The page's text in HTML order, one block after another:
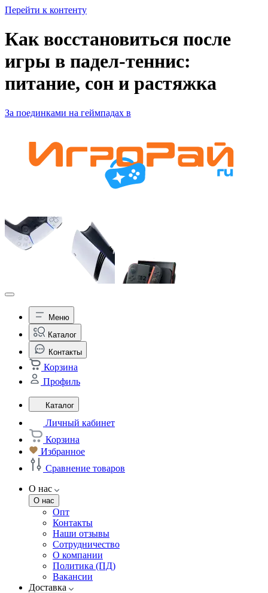
Перейти к контенту
Как восстановиться после
игры в падел-теннис:
питание, сон и растяжка
За поединками на геймпадах в
Меню
Каталог
Контакты
Корзина
Профиль
Каталог
Личный кабинет
Корзина
Избранное
Сравнение товаров
О нас
О нас
Опт
Контакты
Наши отзывы
Сотрудничество
О компании
Политика (ПД)
Вакансии
Доставка